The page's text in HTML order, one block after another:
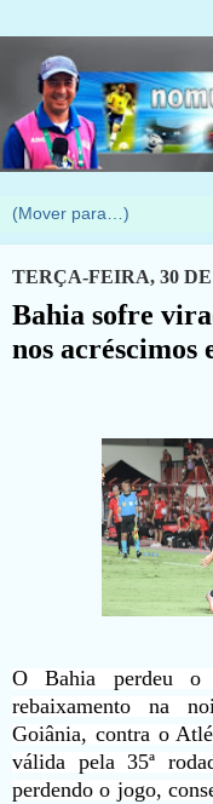
TERÇA-FEIRA, 30
Bahia sofre
nos acréscimos
O Bahia perdeu
rebaixamento na
Goiânia, contra o
válida pela 35ª
perdendo o jogo,